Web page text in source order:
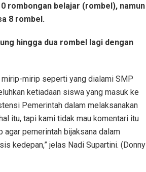
rombongan belajar (rombel), namun
8 rombel.
hingga dua rombel lagi dengan
mirip seperti yang dialami SMP
ketiadaan siswa yang masuk ke
Pemerintah dalam melaksanakan
itu, tapi kami tidak mau komentari itu
agar pemerintah bijaksana dalam
kedepan,” jelas Nadi Supartini. (Donny